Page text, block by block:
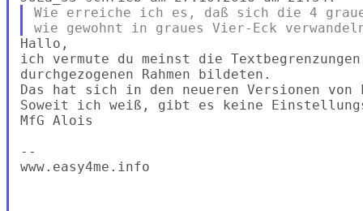
Wie erreiche ich es, daß sich die 4
Hallo,
ich vermute du meinst die
durchgezogenen Rahmen bildeten.
Das hat sich in den neueren Versionen von
Soweit ich weiß, gibt es keine
MfG Alois
--
www.easy4me.info